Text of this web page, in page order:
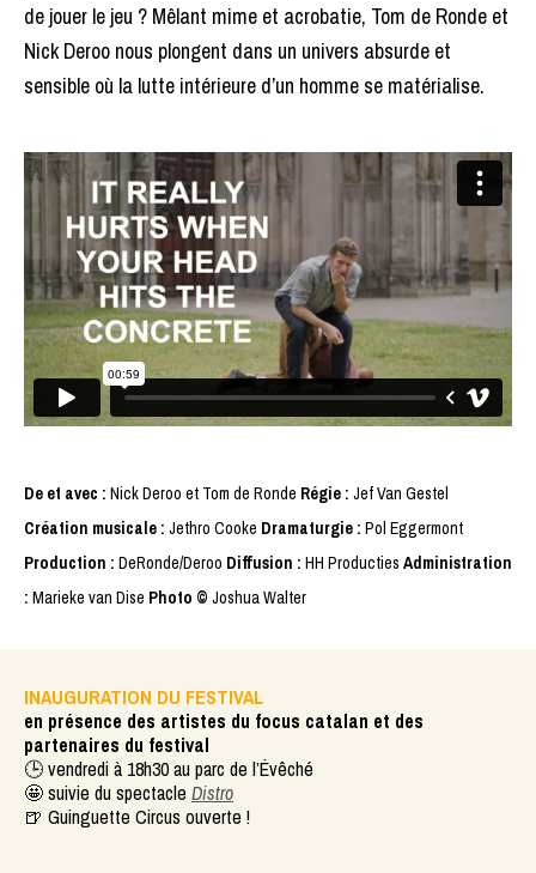
de jouer le jeu ? Mêlant mime et acrobatie, Tom de Ronde et
Nick Deroo nous plongent dans un univers absurde et
sensible où la lutte intérieure d’un homme se matérialise.
De et avec : Nick Deroo et Tom de Ronde Régie : Jef Van Gestel
Création musicale : Jethro Cooke Dramaturgie : Pol Eggermont
Production : DeRonde/Deroo Diffusion : HH Producties Administration
: Marieke van Dise Photo © Joshua Walter
INAUGURATION DU FESTIVAL
en présence des artistes du focus catalan et des
partenaires du festival
🕒 vendredi à 18h30 au parc de l’Évêché
🤩 suivie du spectacle Distro
🍺 Guinguette Circus ouverte !